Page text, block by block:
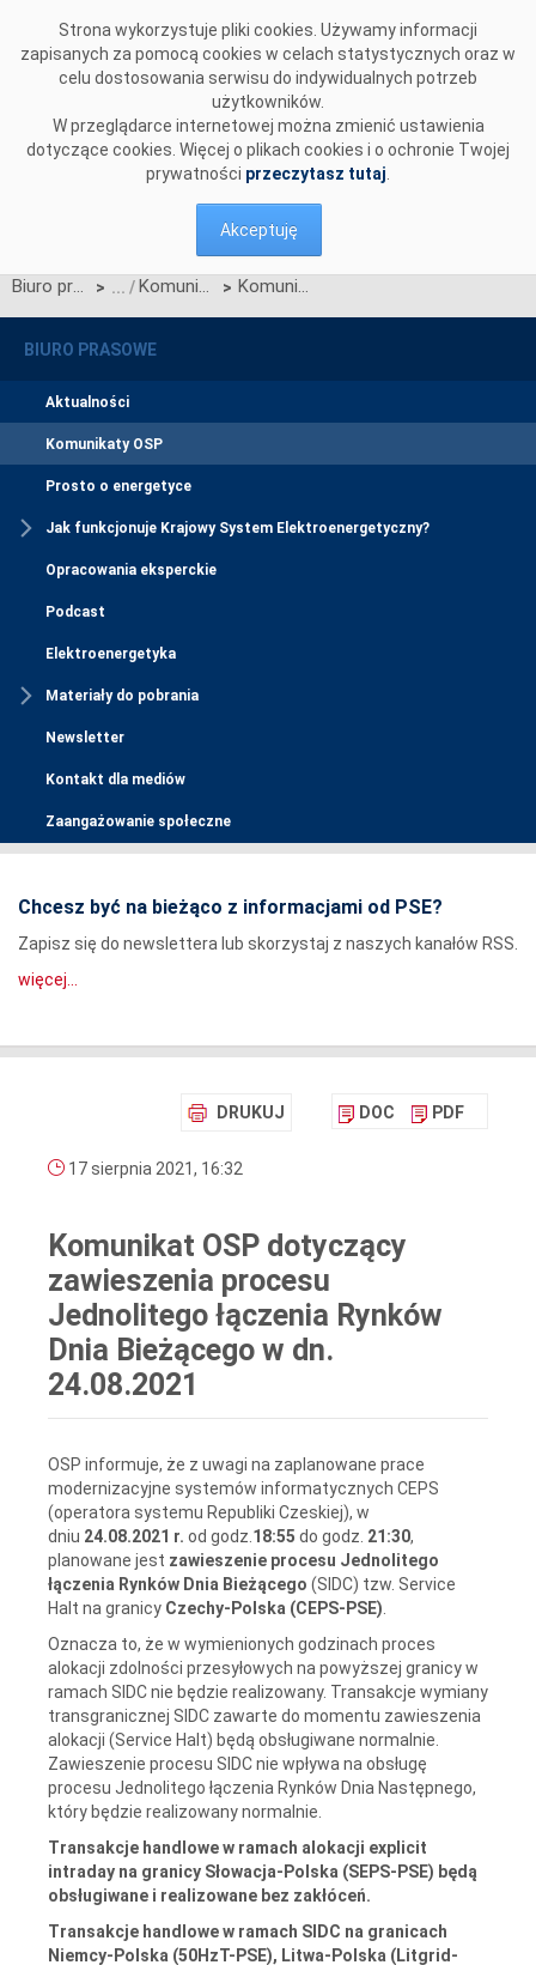
Strona wykorzystuje pliki cookies. Używamy informacji
zapisanych za pomocą cookies w celach statystycznych oraz w
celu dostosowania serwisu do indywidualnych potrzeb
użytkowników.
W przeglądarce internetowej można zmienić ustawienia
dotyczące cookies. Więcej o plikach cookies i o ochronie Twojej
prywatności przeczytasz tutaj
Akceptuję
Biuro prasowe > Komunikaty OSP > Komunikat OSP dotyczący zawieszenia procesu Jednolitego łączenia Rynków Dnia Bieżącego w dn. 24.08.2021
BIURO PRASOWE
Aktualności
Komunikaty OSP
Prosto o energetyce
Jak funkcjonuje Krajowy System Elektroenergetyczny?
Opracowania eksperckie
Podcast
Elektroenergetyka
Materiały do pobrania
Newsletter
Kontakt dla mediów
Zaangażowanie społeczne
Chcesz być na bieżąco z informacjami od PSE?
Zapisz się do newslettera lub skorzystaj z naszych kanałów RSS.
więcej...
DRUKUJ DOC PDF
17 sierpnia 2021, 16:32
Komunikat OSP dotyczący
zawieszenia procesu
Jednolitego łączenia Rynków
Dnia Bieżącego w dn.
24.08.2021
OSP informuje, że z uwagi na zaplanowane prace
modernizacyjne systemów informatycznych CEPS
(operatora systemu Republiki Czeskiej), w
dniu 24.08.2021 r. od godz. 18:55 do godz. 21:30,
planowane jest zawieszenie procesu Jednolitego
łączenia Rynków Dnia Bieżącego (SIDC) tzw. Service
Halt na granicy Czechy-Polska (CEPS-PSE)
Oznacza to, że w wymienionych godzinach proces
alokacji zdolności przesyłowych na powyższej granicy w
ramach SIDC nie będzie realizowany. Transakcje wymiany
transgranicznej SIDC zawarte do momentu zawieszenia
alokacji (Service Halt) będą obsługiwane normalnie.
Zawieszenie procesu SIDC nie wpływa na obsługę
procesu Jednolitego łączenia Rynków Dnia Następnego,
który będzie realizowany normalnie.
Transakcje handlowe w ramach alokacji explicit
intraday na granicy Słowacja-Polska (SEPS-PSE) będą
obsługiwane i realizowane bez zakłóceń.
Transakcje handlowe w ramach SIDC na granicach
Niemcy-Polska (50HzT-PSE), Litwa-Polska (Litgrid-